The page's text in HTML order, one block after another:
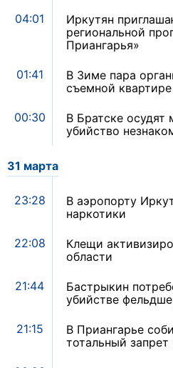
04:01
Иркутян
региональной
Приангарья»
01:41
В Зиме пара
съемной квартире
00:30
В Братске
убийство
31 марта
23:28
В аэропорту
наркотики
22:08
Клещи
области
21:44
Бастрыкин
убийстве
21:15
В Приангарье
тотальный запрет